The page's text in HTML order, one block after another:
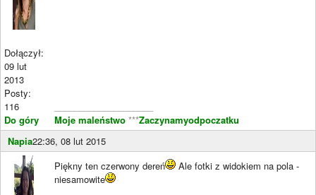
Dołączył:
09 lut
2013
Posty:
116
Do góry
Moje maleństwo ***Zaczynamyodpoczatku
Napia22:36, 08 lut 2015
Piękny ten czerwony dereń
Ale fotki z widokiem na pola -
niesamowite